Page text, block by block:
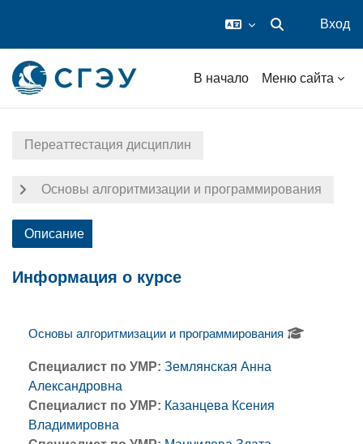
Изменить
Вход
В начало Меню сайта
Переаттестация дисциплин
Основы алгоритмизации и программирования
Описание
Информация о курсе
Основы алгоритмизации и программирования
Специалист по УМР: Землянская Анна
Александровна
Специалист по УМР: Казанцева Ксения
Владимировна